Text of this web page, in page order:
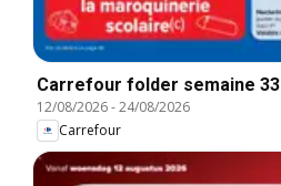
Carrefour folder semaine 33
12/08/2026-24/08/2026
Carrefour